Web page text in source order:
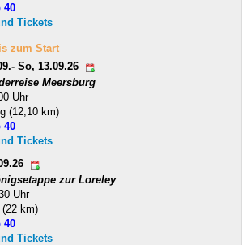
40
Tickets
zum Start
So, 13.09.26
Meersburg
Uhr
(12,10 km)
40
Tickets
zur Loreley
Uhr
(22 km)
40
Tickets